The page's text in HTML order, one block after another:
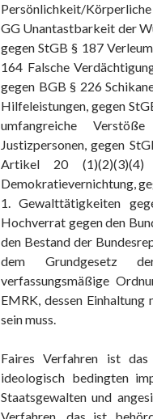
Persönlichkeit/
GG Unantastbarkeit der
gegen StGB § 187
164 Falsche
gegen BGB § 226
Hilfeleistungen, gegen
umfangreiche
Justizpersonen, gegen
Artikel 20 (1)(2)(3)(4)
Demokratievernichtung,
1. Gewalttätigkeiten
Hochverrat gegen den
den Bestand der
dem Grundgesetz
verfassungsmäßige
EMRK, dessen
sein muss.
Faires Verfahren ist
ideologisch bedingten
Staatsgewalten und